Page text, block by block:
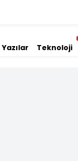
Yazılar Teknoloji